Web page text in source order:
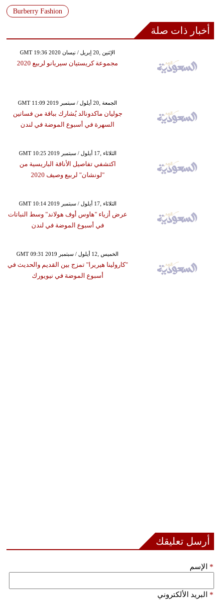
Burberry Fashion
أخبار ذات صلة
GMT 19:36 2020 الإثنين ,20 إبريل / نيسان
مجموعة كريستيان سيريانو لربيع 2020
GMT 11:09 2019 الجمعة ,20 أيلول / سبتمبر
جوليان ماكدونالد يُشارك بباقة من فساتين
السهرة في أسبوع الموضة في لندن
GMT 10:25 2019 الثلاثاء ,17 أيلول / سبتمبر
اكتشفي تفاصيل الأناقة الباريسية من
"لونشان" لربيع وصيف 2020
GMT 10:14 2019 الثلاثاء ,17 أيلول / سبتمبر
عرض أزياء "هاوس أوف هولاند" وسط النباتات
في أسبوع الموضة في لندن
GMT 09:31 2019 الخميس ,12 أيلول / سبتمبر
"كارولينا هيريرا" تمزج بين القديم والحديث في
أسبوع الموضة في نيويورك
أرسل تعليقك
الإسم *
البريد الألكتروني *